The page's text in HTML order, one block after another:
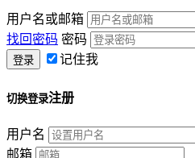
用户名或邮箱
找回密码 密码
记住我
切换登录注册
用户名
邮箱